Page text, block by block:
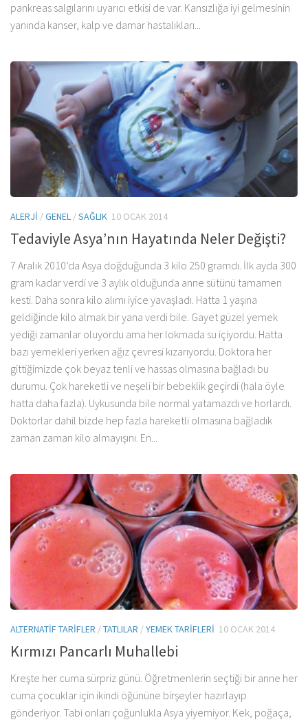
pankreas salgılarını uyarıcı etkisi de var. Kansızlığa iyi gelmesinin
yanında kanser, kalp ve damar hastalıkları...
ALERJI /GENEL /SAĞLIK 10 OCAK 2014
Tedaviyle Asya’nın Hayatında Neler Değişti?
7 Aralık 2010’da Asya doğduğunda 3 kilo 250 gramdı. İlk ayda 300
gram kadar verdi ve 3 aylık olduğunda anne sütünü tamamen
kesti. Daha sonra kilo alımı iyice yavaşladı. Hatta 1 yaşına
geldiğinde kilo almak bir yana verdi bile. Gayet güzel yemek
yediği zamanlar oluyordu ama her lokmada su içiyordu. Hatta
bazı yemekleri yerken ağız çevresi kızarıyordu. Doktora her
gittiğimizde çok beyaz tenli ve hassas olmasına bağladı bu
durumu. Çok hareketli ve neşeli bir bebeklik geçirdi (hala öyle
hatta daha fazla). Uykusunda bile normal yatamazdı ve horlardı.
Doktorlar dahil bizde hep fazla hareketli olmasına bağladık
zaman zaman kilo almayışını. En...
ALTERNATIF TARIFLER /TATLILAR /YEMEK TARIFLERI 10 OCAK 2014
Kırmızı Pancarlı Muhallebi
Kreşte her cuma sürpriz günü. Öğretmenlerin seçtiği bir anne her
cuma çocuklar için ikindi öğününe birşeyler hazırlayıp
gönderiyor. Tabi onları çoğunlukla Asya yiyemiyor. Kek, poğaça,